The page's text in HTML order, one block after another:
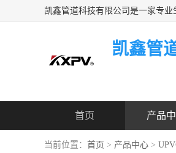
凯鑫管
首页 产品
当前位置： 首页 > 产品中心 >